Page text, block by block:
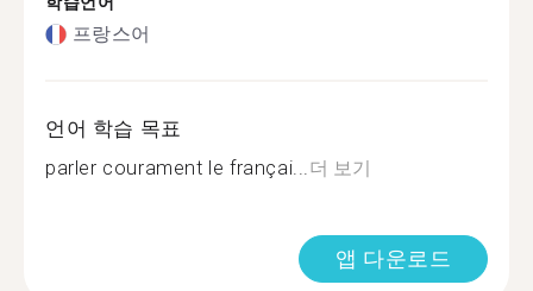
프랑스어
언어 학습 목표
parler courament le françai...더 보기
앱 다운로드